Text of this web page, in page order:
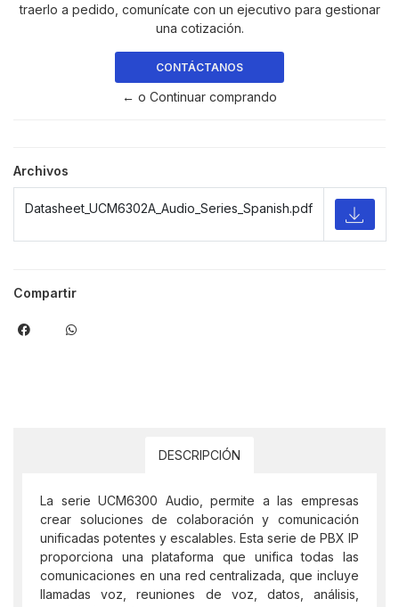
traerlo a pedido, comunícate con un ejecutivo para gestionar
una cotización.
CONTÁCTANOS
← o Continuar comprando
Archivos
Datasheet_UCM6302A_Audio_Series_Spanish.pdf
Compartir
DESCRIPCIÓN
La serie UCM6300 Audio, permite a las empresas
crear soluciones de colaboración y comunicación
unificadas potentes y escalables. Esta serie de PBX IP
proporciona una plataforma que unifica todas las
comunicaciones en una red centralizada, que incluye
llamadas voz, reuniones de voz, datos, análisis,